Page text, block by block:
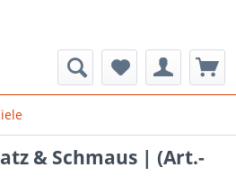
& Schmaus | (Art.-